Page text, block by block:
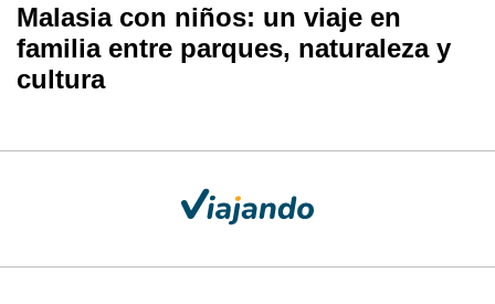
Malasia con niños: un viaje en
familia entre parques, naturaleza y
cultura